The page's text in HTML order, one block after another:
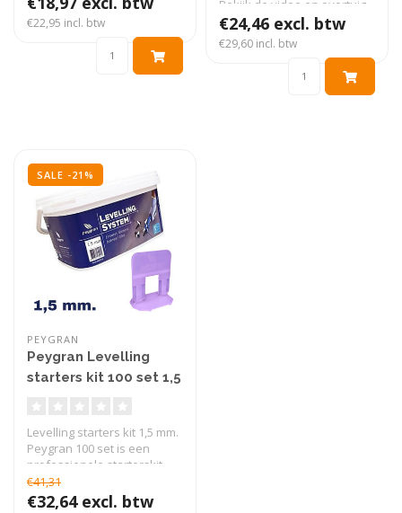
€22,95 incl. btw
Bekijk de video en overtuig
j..
€24,46 excl. btw
€29,60 incl. btw
SALE -21%
PEYGRAN
Peygran Levelling
starters kit 100 set 1,5
Levelling starters kit 1,5 mm.
Peygran 100 set is een
professionele starterskit ..
€41,31
€32,64 excl. btw